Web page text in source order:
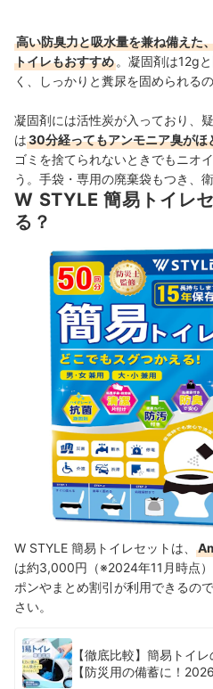
高い防臭力と吸水量を兼ね備えた
トイレもおすすめ 。凝固剤は12g
く、しっかりと糞尿を固められる
凝固剤には活性炭が入っており、
は30分経ってもアンモニア臭がほ
ゴミを捨てられないときでもニオ
う。手袋・専用の廃棄袋もつき、
W STYLE 簡易トイレ
る？
W STYLE 簡易トイレセットは、
は約3,000円（※2024年11月時点
ポンやまとめ割引が利用できるの
さい。
【徹底比較】簡易トイ
【防災用の備蓄に！2026